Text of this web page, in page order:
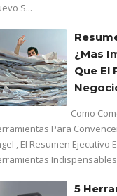
S...
¿mas
Que El
Como
Para
, El Resumen Ejecutivo
Indispensables
5